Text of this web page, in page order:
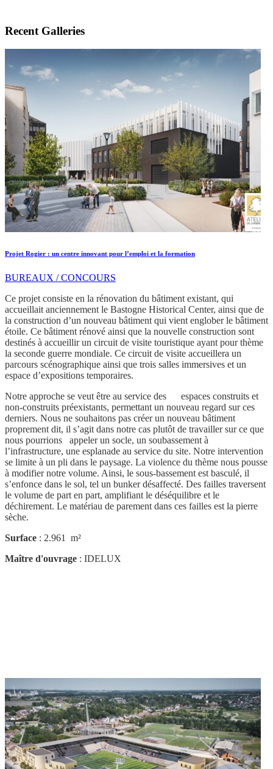
Recent Galleries
Projet Rogier : un centre innovant pour l’emploi et la formation
BUREAUX / CONCOURS
Ce projet consiste en la rénovation du bâtiment existant, qui
accueillait anciennement le Bastogne Historical Center, ainsi que de
la construction d’un nouveau bâtiment qui vient englober le bâtiment
étoile. Ce bâtiment rénové ainsi que la nouvelle construction sont
destinés à accueillir un circuit de visite touristique ayant pour thème
la seconde guerre mondiale. Ce circuit de visite accueillera un
parcours scénographique ainsi que trois salles immersives et un
espace d’expositions temporaires.
Notre approche se veut être au service des espaces construits et
non-construits préexistants, permettant un nouveau regard sur ces
derniers. Nous ne souhaitons pas créer un nouveau bâtiment
proprement dit, il s’agit dans notre cas plutôt de travailler sur ce que
nous pourrions appeler un socle, un soubassement à
l’infrastructure, une esplanade au service du site. Notre intervention
se limite à un pli dans le paysage. La violence du thème nous pousse
à modifier notre volume. Ainsi, le sous-bassement est basculé, il
s’enfonce dans le sol, tel un bunker désaffecté. Des failles traversent
le volume de part en part, amplifiant le déséquilibre et le
déchirement. Le matériau de parement dans ces failles est la pierre
sèche.
Surface : 2.961 m²
Maître d'ouvrage : IDELUX